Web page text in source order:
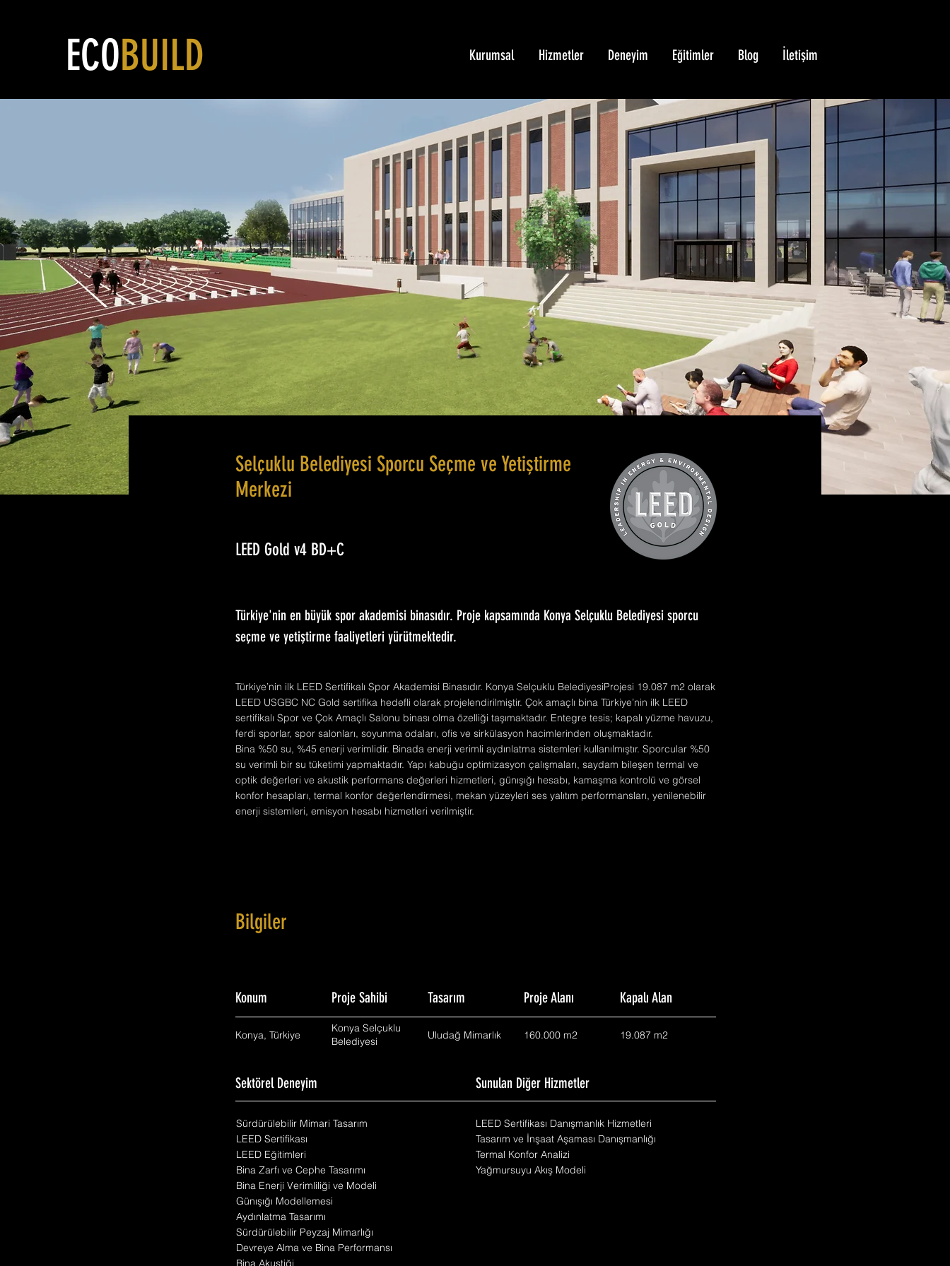
ECOBUILD Kurumsal Hizmetler Deneyim Eğitimler Blog İletişim
Selçuklu Belediyesi Sporcu Seçme ve Yetiştirme
Merkezi
LEED Gold v4 BD+C
Türkiye'nin en büyük spor akademisi binasıdır. Proje kapsamında Konya Selçuklu Belediyesi sporcu
seçme ve yetiştirme faaliyetleri yürütmektedir.
Türkiye’nin ilk LEED Sertifikalı Spor Akademisi Binasıdır. Konya Selçuklu BelediyesiProjesi 19.087 m2 olarak
LEED USGBC NC Gold sertifika hedefli olarak projelendirilmiştir. Çok amaçlı bina Türkiye’nin ilk LEED
sertifikalı Spor ve Çok Amaçlı Salonu binası olma özelliği taşımaktadır. Entegre tesis; kapalı yüzme havuzu,
ferdi sporlar, spor salonları, soyunma odaları, ofis ve sirkülasyon hacimlerinden oluşmaktadır.
Bina %50 su, %45 enerji verimlidir. Binada enerji verimli aydınlatma sistemleri kullanılmıştır. Sporcular %50
su verimli bir su tüketimi yapmaktadır. Yapı kabuğu optimizasyon çalışmaları, saydam bileşen termal ve
optik değerleri ve akustik performans değerleri hizmetleri, günışığı hesabı, kamaşma kontrolü ve görsel
konfor hesapları, termal konfor değerlendirmesi, mekan yüzeyleri ses yalıtım performansları, yenilenebilir
enerji sistemleri, emisyon hesabı hizmetleri verilmiştir.
Bilgiler
Konum Proje Sahibi Tasarım Proje Alanı Kapalı Alan
Konya, Türkiye
Konya Selçuklu
Belediyesi
Uludağ Mimarlık 160.000 m2 19.087 m2
Sektörel Deneyim Sunulan Diğer Hizmetler
Sürdürülebilir Mimari Tasarım
LEED Sertifikası
LEED Eğitimleri
Bina Zarfı ve Cephe Tasarımı
Bina Enerji Verimliliği ve Modeli
Günışığı Modellemesi
Aydınlatma Tasarımı
Sürdürülebilir Peyzaj Mimarlığı
Devreye Alma ve Bina Performansı
Bina Akustiği
LEED Sertifikası Danışmanlık Hizmetleri
Tasarım ve İnşaat Aşaması Danışmanlığı
Termal Konfor Analizi
Yağmursuyu Akış Modeli